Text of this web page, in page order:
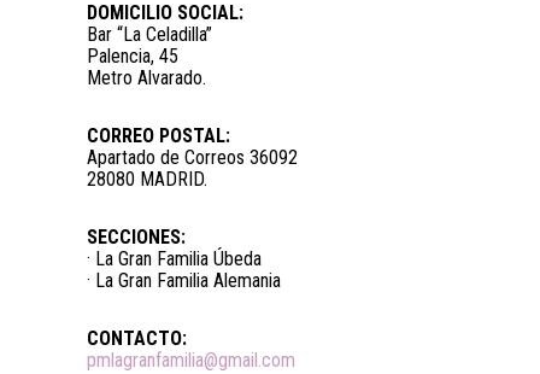
DOMICILIO SOCIAL:
Bar “La Celadilla”
Palencia, 45
Metro Alvarado.
CORREO POSTAL:
Apartado de Correos 36092
28080 MADRID.
SECCIONES:
· La Gran Familia Úbeda
· La Gran Familia Alemania
CONTACTO:
pmlagranfamilia@gmail.com